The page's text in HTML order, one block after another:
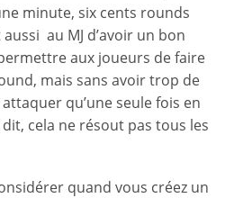
minute, six cents rounds
au MJ d’avoir un bon
aux joueurs de faire
mais sans avoir trop de
qu’une seule fois en
cela ne résout pas tous les
quand vous créez un